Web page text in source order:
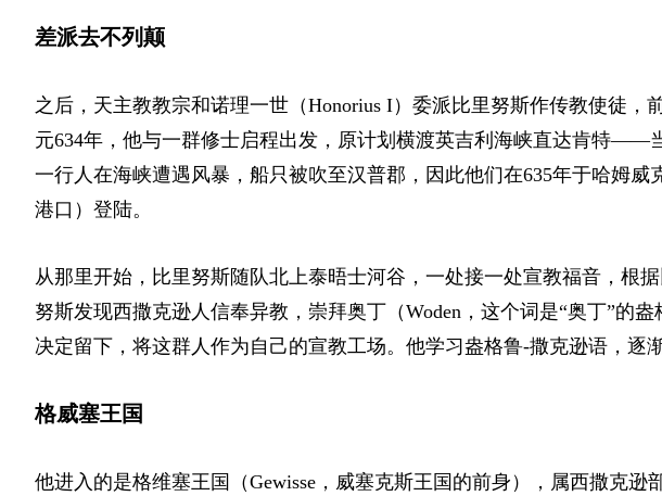
差派去不列颠
之后，天主教教宗和诺理一世 （Honorius I） 委派比里努斯作传教使徒，
元634年，他与一群修士启程出发，原计划横渡英吉利海峡直达肯特——
一行人在海峡遭遇风暴，船只被吹至汉普郡，因此他们在635年于哈姆威
港口） 登陆。
从那里开始，比里努斯随队北上泰晤士河谷，一处接一处宣教福音，根
努斯发现西撒克逊人信奉异教，崇拜奥丁 （Woden，这个词是“奥丁”的
决定留下，将这群人作为自己的宣教工场。他学习盎格鲁-撒克逊语，逐
格威塞王国
他进入的是格维塞王国 （Gewisse，威塞克斯王国的前身）
，属西撒克逊